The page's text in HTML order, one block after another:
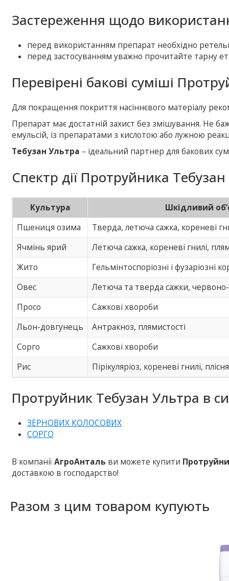
Застереження щодо
перед використанням препарат необхідно
перед застосуванням уважно прочитайте тарну
Перевірені бакові суміші
Для покращення покриття насіннєвого матеріалу
Препарат має достатній захист без змішування. Не
емульсій, із препаратами з кислотою або лужною
Тебузан Ультра – ідеальний партнер для бакових
Спектр дії Протруйника
Культура
Шкідливий
Пшениця озима
Тверда, летюча сажка, кореневі
Ячмінь ярий
Летюча сажка, кореневі гнилі,
Жито
Гельмінтоспоріозні і фузаріозні
Овес
Летюча та тверда сажки,
Просо
Сажкові хвороби
Льон-довгунець
Антракноз, плямистості
Сорго
Сажкові хвороби
Рис
Пірікуляріоз, кореневі гнилі,
Протруйник Тебузан Ультра в
ЗЕРНОВИХ КОЛОСОВИХ
СОРГО
В компаніїАгроАнталь ви можете купити
доставкою в господарство!
Разом з цим товаром купують